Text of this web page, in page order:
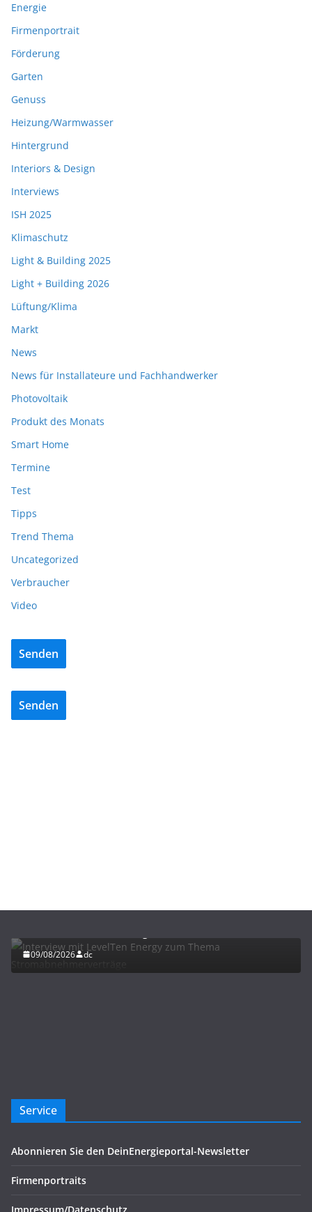
Energie
Firmenportrait
Förderung
Garten
Genuss
Heizung/Warmwasser
Hintergrund
Interiors & Design
Interviews
ISH 2025
Klimaschutz
Light & Building 2025
Light + Building 2026
Lüftung/Klima
Markt
News
News für Installateure und Fachhandwerker
Photovoltaik
Produkt des Monats
Smart Home
Termine
Test
Tipps
Trend Thema
Uncategorized
Verbraucher
Video
Senden
Senden
09/08/2026 dc
Service
Abonnieren Sie den DeinEnergieportal-Newsletter
Firmenportraits